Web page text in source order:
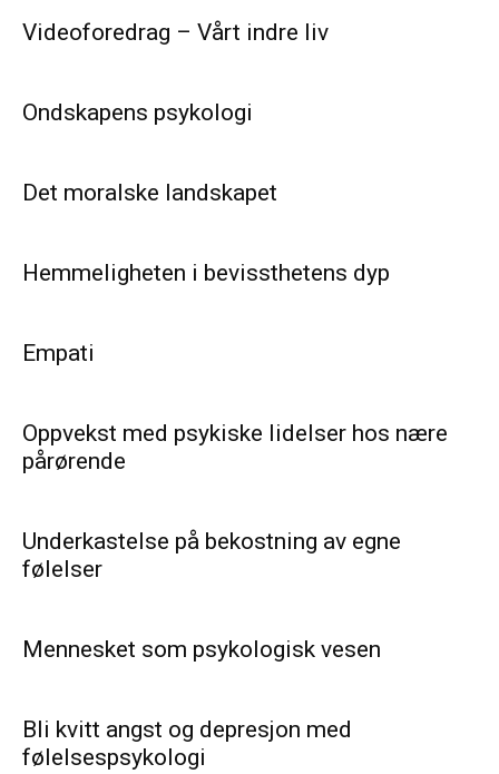
Videoforedrag – Vårt indre liv
Ondskapens psykologi
Det moralske landskapet
Hemmeligheten i bevissthetens dyp
Empati
Oppvekst med psykiske lidelser hos nære
pårørende
Underkastelse på bekostning av egne
følelser
Mennesket som psykologisk vesen
Bli kvitt angst og depresjon med
følelsespsykologi